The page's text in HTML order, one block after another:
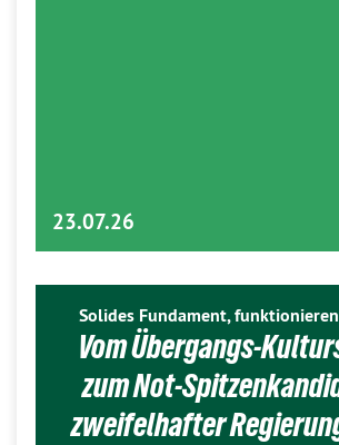
23.07.26
Solides Fundament,
Vom Übergangs-
zum Not-
zweifelhafter